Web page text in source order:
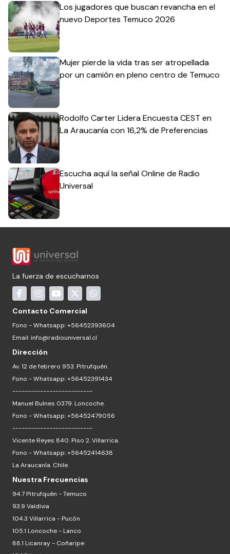
Los jugadores que buscan revancha en el
nuevo Deportes Temuco 2026
Mujer pierde la vida tras ser atropellada
por un camión en pleno centro de Temuco
Rodolfo Carter Lidera Encuesta CEST en
La Araucanía con 16,2% de Preferencias
Escucha aquí la señal Online de Radio
Universal
La fuerza de escucharnos
Contacto Comercial
Fono - Whatsapp: +56452393604
Email: info@radiouniversal.cl
Dirección
Av. 12 de febrero 953. Pitrufquén.
Fono - Whatsapp: +56452391434
--------------------------
Manuel Bulnes 0379. Loncoche.
Fono - Whatsapp: +56452479056
--------------------------
Vicente Reyes 840. Piso 2. Villarrica.
Fono - Whatsapp: +56452414638
La Araucanía. Chile.
Nuestra Frecuencias
94.7 Pitrufquén - Temuco
93.9 Valdivia
104.3 Villarrica - Pucón
105.1 Loncoche - Lanco
88.1 Licanray - Coñaripe